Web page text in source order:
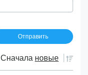
Сначала новые